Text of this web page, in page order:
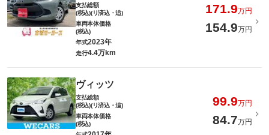
支払総額
(税込)(リ済込・追)
171.9万円
車両本体価格
(税込)
154.9万円
年式2023年
走行4.4万km
ヴィッツ
支払総額
(税込)(リ済込・追)
99.9万円
車両本体価格
(税込)
84.7万円